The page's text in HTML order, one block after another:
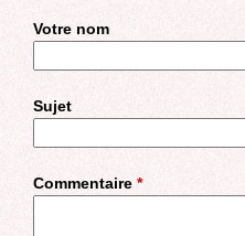
Votre nom
Sujet
Commentaire *